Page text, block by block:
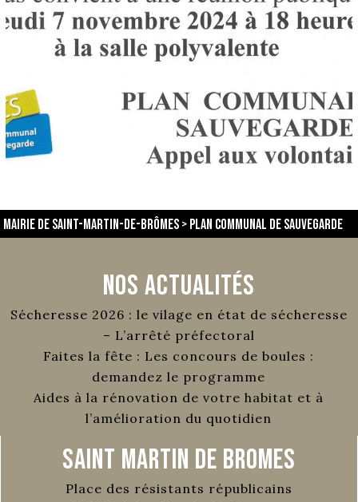
Mairie de Saint-Martin-de-Brômes>plan communal de sauvegarde
Nos Actualités
Sécheresse 2026 : le vilage en état de sécheresse
– L’arrêté préfectoral
Faites la fête : Les concours de boules :
demandez le programme
Aides à la rénovation de votre habitat et à
l’amélioration du quotidien
Saint Martin de Bromes
Place des résistants républicains